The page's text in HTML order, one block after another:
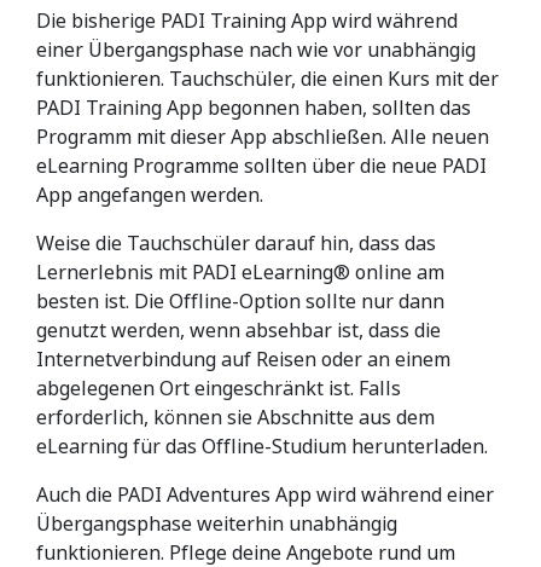
Die bisherige PADI Training App wird während
einer Übergangsphase nach wie vor unabhängig
funktionieren. Tauchschüler, die einen Kurs mit der
PADI Training App begonnen haben, sollten das
Programm mit dieser App abschließen. Alle neuen
eLearning Programme sollten über die neue PADI
App angefangen werden.
Weise die Tauchschüler darauf hin, dass das
Lernerlebnis mit PADI eLearning® online am
besten ist. Die Offline-Option sollte nur dann
genutzt werden, wenn absehbar ist, dass die
Internetverbindung auf Reisen oder an einem
abgelegenen Ort eingeschränkt ist. Falls
erforderlich, können sie Abschnitte aus dem
eLearning für das Offline-Studium herunterladen.
Auch die PADI Adventures App wird während einer
Übergangsphase weiterhin unabhängig
funktionieren. Pflege deine Angebote rund um